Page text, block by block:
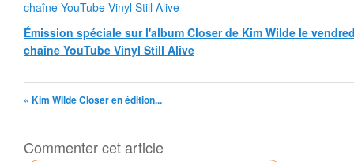
Émission spéciale sur l'album Closer de Kim Wilde le
chaîne YouTube Vinyl Still Alive
« Kim Wilde Closer en édition...
Commenter cet article